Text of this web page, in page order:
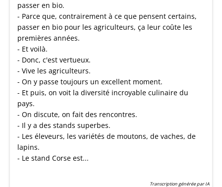
passer en bio.
- Parce que, contrairement à ce que pensent certains,
passer en bio pour les agriculteurs, ça leur coûte les
premières années.
- Et voilà.
- Donc, c'est vertueux.
- Vive les agriculteurs.
- On y passe toujours un excellent moment.
- Et puis, on voit la diversité incroyable culinaire du
pays.
- On discute, on fait des rencontres.
- Il y a des stands superbes.
- Les éleveurs, les variétés de moutons, de vaches, de
lapins.
- Le stand Corse est...
Transcription générée par IA